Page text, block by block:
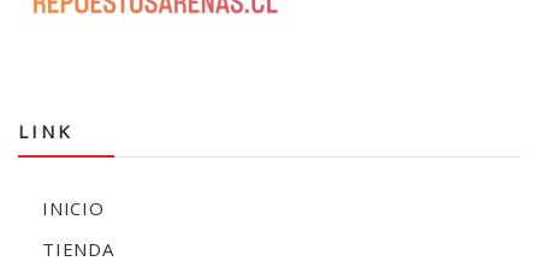
LINK
INICIO
TIENDA